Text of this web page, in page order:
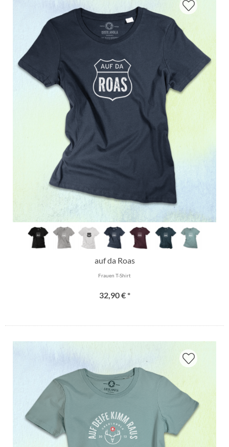
auf da Roas
Frauen T-Shirt
32,90 € *